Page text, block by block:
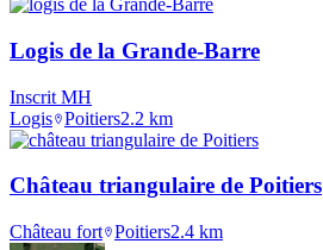
Logis de la Grande-Barre
Inscrit MH
Logis Poitiers2.2 km
Château triangulaire de Poitiers
Château fort Poitiers2.4 km